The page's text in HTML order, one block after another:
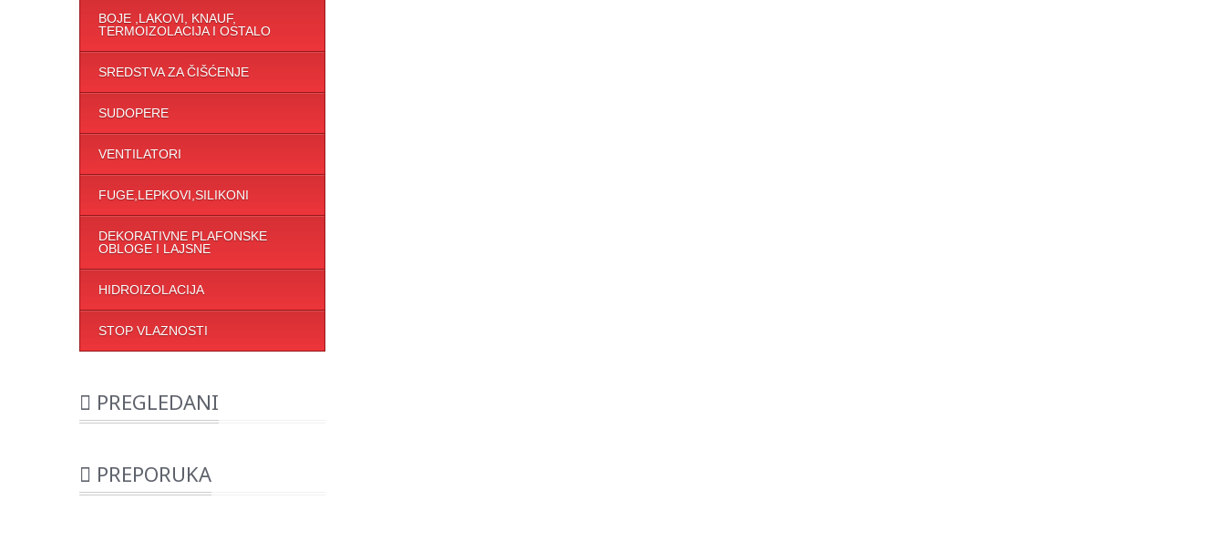
BOJE ,LAKOVI, KNAUF,
TERMOIZOLACIJA I OSTALO
SREDSTVA ZA ČIŠĆENJE
SUDOPERE
VENTILATORI
FUGE,LEPKOVI,SILIKONI
DEKORATIVNE PLAFONSKE
OBLOGE I LAJSNE
HIDROIZOLACIJA
STOP VLAZNOSTI
PREGLEDANI
PREPORUKA